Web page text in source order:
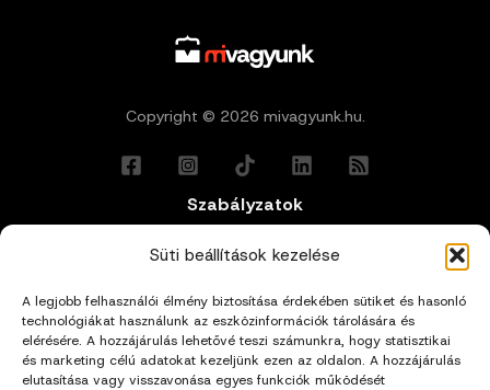
Süti beállítások kezelése
A legjobb felhasználói élmény biztosítása érdekében sütiket és hasonló
technológiákat használunk az eszközinformációk tárolására és
elérésére. A hozzájárulás lehetővé teszi számunkra, hogy statisztikai
és marketing célú adatokat kezeljünk ezen az oldalon. A hozzájárulás
elutasítása vagy visszavonása egyes funkciók működését
Copyright © 2026 mivagyunk.hu.
Szabályzatok
Általános Felhasználási Feltételek
Adatkezelési Tájékoztató
Impresszum